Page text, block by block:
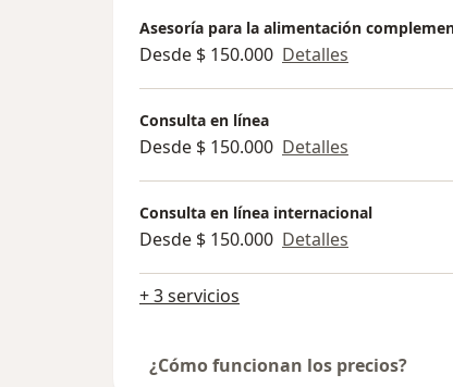
Asesoría para la alimentación
Desde $ 150.000 Detalles
Consulta en línea
Desde $ 150.000 Detalles
Consulta en línea internacional
Desde $ 150.000 Detalles
+ 3 servicios
¿Cómo funcionan los precios?